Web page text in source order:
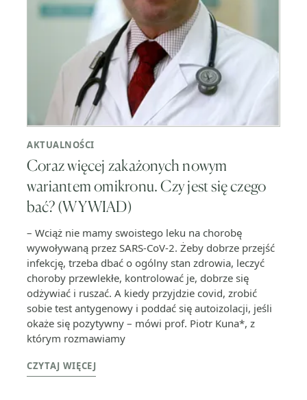
AKTUALNOŚCI
Coraz więcej zakażonych nowym
wariantem omikronu. Czy jest się czego
bać? (WYWIAD)
– Wciąż nie mamy swoistego leku na chorobę
wywoływaną przez SARS-CoV-2. Żeby dobrze przejść
infekcję, trzeba dbać o ogólny stan zdrowia, leczyć
choroby przewlekłe, kontrolować je, dobrze się
odżywiać i ruszać. A kiedy przyjdzie covid, zrobić
sobie test antygenowy i poddać się autoizolacji, jeśli
okaże się pozytywny – mówi prof. Piotr Kuna*, z
którym rozmawiamy
CZYTAJ WIĘCEJ